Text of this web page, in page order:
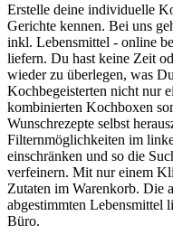
Erstelle deine individuelle
Gerichte kennen. Bei uns
inkl. Lebensmittel - online
liefern. Du hast keine Zeit
wieder zu überlegen, was
Kochbegeisterten nicht nur
kombinierten Kochboxen
Wunschrezepte selbst
Filternmöglichkeiten im
einschränken und so die
verfeinern. Mit nur einem
Zutaten im Warenkorb. Die
abgestimmten Lebensmittel
Büro.